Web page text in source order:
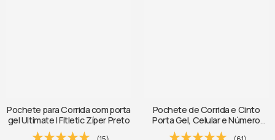
Pochete para Corrida com porta
gel Ultimate I Fitletic Zíper Preto
Pochete de Corrida e Cinto
Porta Gel, Celular e Número
Fitletic Ultimate II Preta